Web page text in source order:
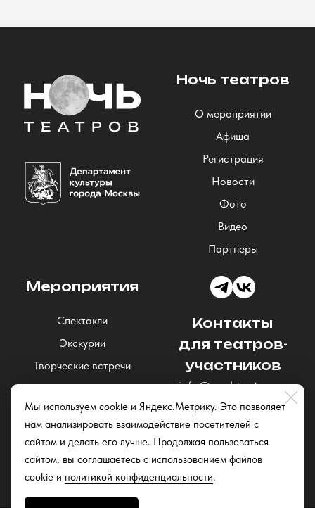
Мы используем cookie и Яндекс.Метрику. Это позволяет
нам анализировать взаимодействие посетителей с
сайтом и делать его лучше. Продолжая пользоваться
сайтом, вы соглашаетесь с использованием файлов
cookie и политикой конфиденциальности.
Ночь театров
О мероприятии
Афиша
Регистрация
Новости
Фото
Видео
Партнеры
Мероприятия
Спектакли
Экскурии
Творческие встречи
Концерты
Читки и открытые
репетиции
Контакты
для театров-
участников
info@nochteatrov.ru